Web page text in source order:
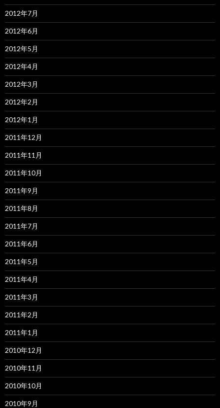
2012年7月
2012年6月
2012年5月
2012年4月
2012年3月
2012年2月
2012年1月
2011年12月
2011年11月
2011年10月
2011年9月
2011年8月
2011年7月
2011年6月
2011年5月
2011年4月
2011年3月
2011年2月
2011年1月
2010年12月
2010年11月
2010年10月
2010年9月